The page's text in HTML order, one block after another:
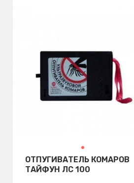
ОТПУГИВАТЕЛЬ КОМАРОВ
ТАЙФУН ЛС 100